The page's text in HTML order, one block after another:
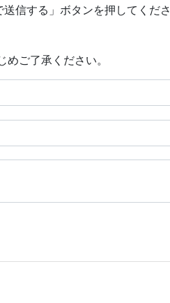
信する」ボタンを押してくださ
ご了承ください。